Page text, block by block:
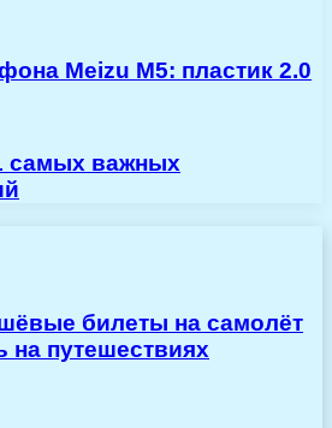
Meizu M5: пластик 2.0
самых важных
билеты на самолёт
на путешествиях